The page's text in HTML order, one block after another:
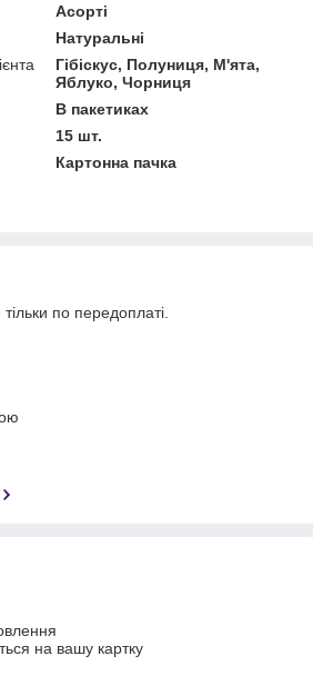
Асорті
Натуральні
Гібіскус, Полуниця, М'ята,
Яблуко, Чорниця
В пакетиках
15 шт.
Картонна пачка
по передоплаті.
на вашу картку